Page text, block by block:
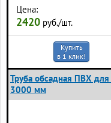
Цена:
2420 руб./шт.
Купить
в 1 клик!
Труба обсадная ПВХ
3000 мм